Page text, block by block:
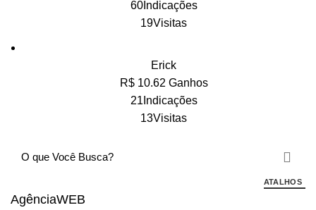
60Indicações
19Visitas
Erick
R$ 10.62 Ganhos
21Indicações
13Visitas
ATALHOS
AgênciaWEB